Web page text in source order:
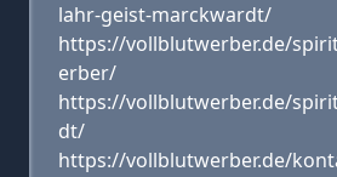
lahr-geist-marckwardt/
https://vollblutwerber.de/
erber/
https://vollblutwerber.de/
dt/
https://vollblutwerber.de/